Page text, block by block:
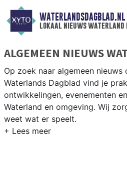
WATERLANDSDAGBLAD.NL
lokaal nieuws waterland
ALGEMEEN NIEUWS
Op zoek naar algemeen nieuws
Waterlands Dagblad vind je
ontwikkelingen, evenementen
Waterland en omgeving. Wij
weet wat er speelt.